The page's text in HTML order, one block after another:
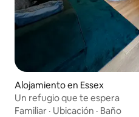
Alojamiento en Essex
Un refugio que te espera
Familiar · Ubicación · Baño